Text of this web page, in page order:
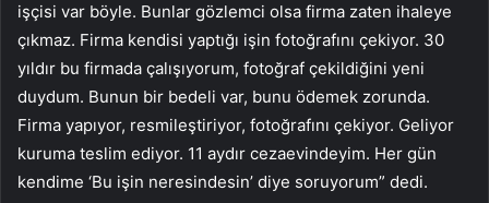
işçisi var böyle. Bunlar gözlemci olsa firma zaten ihaleye
çıkmaz. Firma kendisi yaptığı işin fotoğrafını çekiyor. 30
yıldır bu firmada çalışıyorum, fotoğraf çekildiğini yeni
duydum. Bunun bir bedeli var, bunu ödemek zorunda.
Firma yapıyor, resmileştiriyor, fotoğrafını çekiyor. Geliyor
kuruma teslim ediyor. 11 aydır cezaevindeyim. Her gün
kendime ‘Bu işin neresindesin’ diye soruyorum” dedi.